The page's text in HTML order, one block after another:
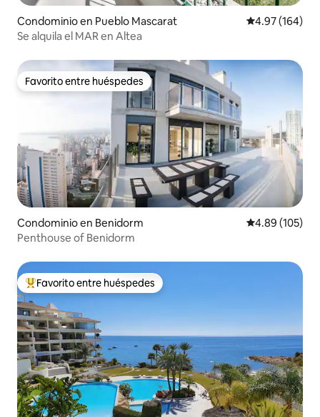
Condominio en Pueblo Mascarat Calificación
4.97 (164)
Se alquila el MAR en Altea
Favorito entre huéspedes
Favorito entre huéspedes
Condominio en Benidorm Calificación
4.89 (105)
Penthouse of Benidorm
De los mejores en Favorito entre huéspedes
Favorito entre huéspedes